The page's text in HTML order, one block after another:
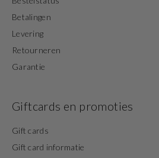
Betalingen
Levering
Retourneren
Garantie
Giftcards en promoties
Gift cards
Gift card informatie